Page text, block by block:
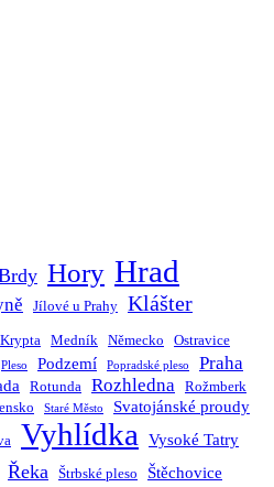
Hory Hrad
Jílové u Prahy Klášter
Krypta Medník Německo Ostravice
Pleso Podzemí Popradské pleso Praha
Rotunda Rozhledna Rožmberk
Staré Město Svatojánské proudy
Vyhlídka Vysoké Tatry
Řeka Štrbské pleso Štěchovice